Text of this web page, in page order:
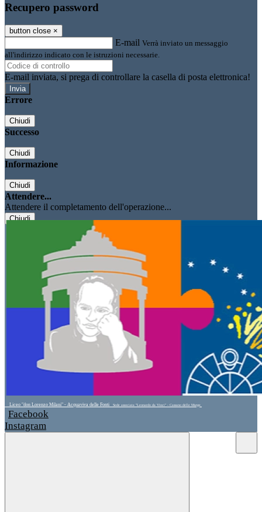
Recupero password
button close ×
E-mail Verrà inviato un messaggio
all'indirizzo indicato con le istruzioni necessarie.
E-mail inviata, si prega di controllare la casella di posta elettronica!
Errore
Chiudi
Successo
Chiudi
Informazione
Chiudi
Attendere...
Attendere il completamento dell'operazione...
Chiudi
Liceo "don Lorenzo Milani" - Acquaviva delle Fonti Sede associata "Leonardo da Vinci" - Cassano delle Murge
Facebook
Instagram